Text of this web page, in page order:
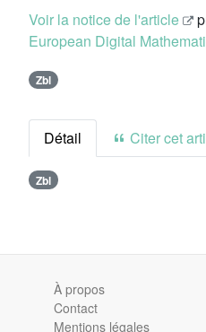
Voir la notice de l'article
European Digital
Zbl
Détail Citer cet
Zbl
À propos
Contact
Mentions légales